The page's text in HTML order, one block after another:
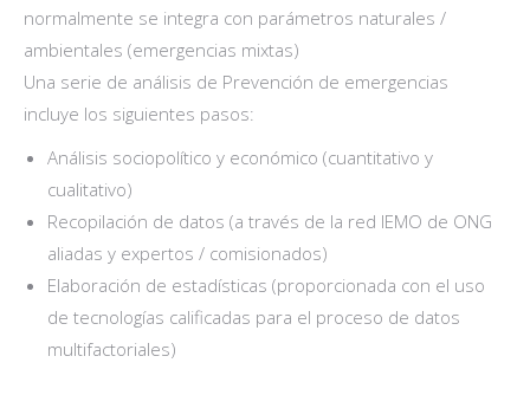
normalmente se integra con parámetros naturales /
ambientales (emergencias mixtas)
Una serie de análisis de Prevención de emergencias
incluye los siguientes pasos:
Análisis sociopolítico y económico (cuantitativo y
cualitativo)
Recopilación de datos (a través de la red IEMO de ONG
aliadas y expertos / comisionados)
Elaboración de estadísticas (proporcionada con el uso
de tecnologías calificadas para el proceso de datos
multifactoriales)